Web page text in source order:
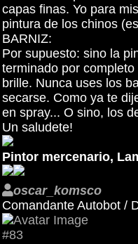
capas finas. Yo para
pintura de los chinos
BARNIZ:
Por supuesto: sino la
terminado por
brille. Nunca uses los
secarse. Como ya te
en spray... O sino, los
Un saludete!
Pintor mercenario,
oscar_komsco
Comandante Autobot /
#83